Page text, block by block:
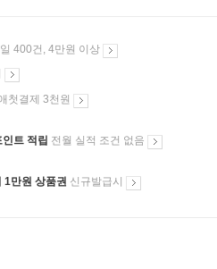
일 400건, 4만원 이상
첫결제 3천원
트 적립 전월 실적 조건 없음
1만원 상품권 신규발급시